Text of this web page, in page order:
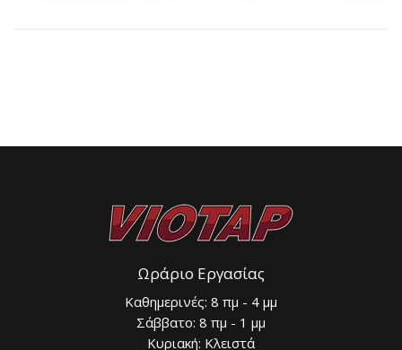
Ωράριο Εργασίας
Καθημερινές: 8 πμ - 4 μμ
Σάββατο: 8 πμ - 1 μμ
Κυριακή: Κλειστά